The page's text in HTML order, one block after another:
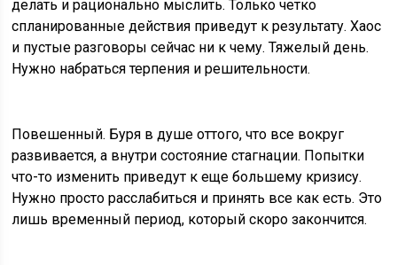
делать и рационально мыслить. Только четко
спланированные действия приведут к результату. Хаос
и пустые разговоры сейчас ни к чему. Тяжелый день.
Нужно набраться терпения и решительности.
Повешенный. Буря в душе оттого, что все вокруг
развивается, а внутри состояние стагнации. Попытки
что-то изменить приведут к еще большему кризису.
Нужно просто расслабиться и принять все как есть. Это
лишь временный период, который скоро закончится.